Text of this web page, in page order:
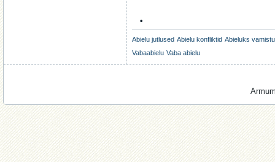
.
Abielu jutlused Abielu konfliktid Abieluks
Vabaabielu Vaba abielu